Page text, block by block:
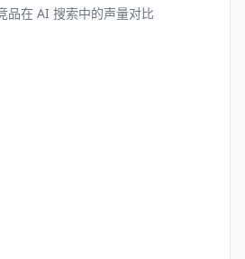
品在 AI 搜索中的声量对比